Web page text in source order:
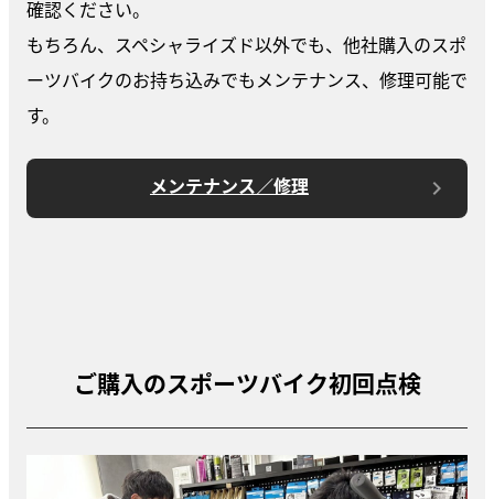
確認ください。
もちろん、スペシャライズド以外でも、他社購入のスポ
ーツバイクのお持ち込みでもメンテナンス、修理可能で
す。
メンテナンス／修理
ご購入のスポーツバイク初回点検